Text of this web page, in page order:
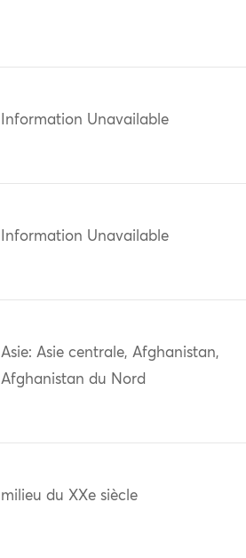
Information Unavailable
Information Unavailable
Asie: Asie centrale, Afghanistan,
Afghanistan du Nord
milieu du XXe siècle